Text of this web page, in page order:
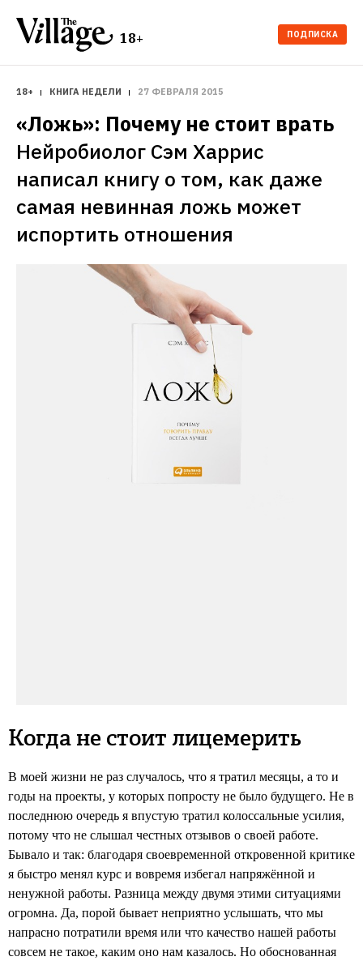
18+ ПОДПИСКА
18+ КНИГА НЕДЕЛИ 27 ФЕВРАЛЯ 2015
«Ложь»: Почему не стоит врать
Нейробиолог Сэм Харрис
написал книгу о том, как даже
самая невинная ложь может
испортить отношения
Когда не стоит лицемерить
В моей жизни не раз случалось, что я тратил месяцы, а то и
годы на проекты, у которых попросту не было будущего. Не в
последнюю очередь я впустую тратил колоссальные усилия,
потому что не слышал честных отзывов о своей работе.
Бывало и так: благодаря своевременной откровенной критике
я быстро менял курс и вовремя избегал напряжённой и
ненужной работы. Разница между двумя этими ситуациями
огромна. Да, порой бывает неприятно услышать, что мы
напрасно потратили время или что качество нашей работы
совсем не такое, каким оно нам казалось. Но обоснованная